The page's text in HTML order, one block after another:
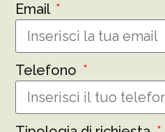
Email
Telefono